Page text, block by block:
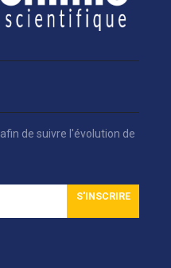
de suivre l'évolution de
S'INSCRIRE